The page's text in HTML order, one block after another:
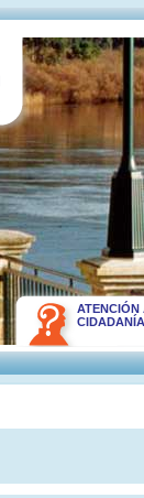
ATENCIÓN
CIDADANÍA